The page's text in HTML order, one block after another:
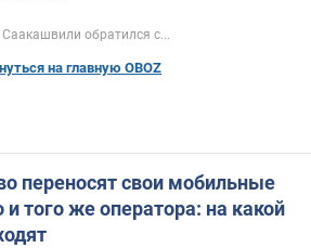
Саакашвили обратился с...
на главную OBOZ
переносят свои мобильные
и того же оператора: на какой